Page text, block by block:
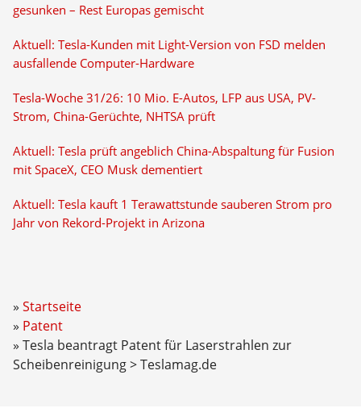
gesunken – Rest Europas gemischt
Aktuell: Tesla-Kunden mit Light-Version von FSD melden
ausfallende Computer-Hardware
Tesla-Woche 31/26: 10 Mio. E-Autos, LFP aus USA, PV-
Strom, China-Gerüchte, NHTSA prüft
Aktuell: Tesla prüft angeblich China-Abspaltung für Fusion
mit SpaceX, CEO Musk dementiert
Aktuell: Tesla kauft 1 Terawattstunde sauberen Strom pro
Jahr von Rekord-Projekt in Arizona
Startseite
Patent
Tesla beantragt Patent für Laserstrahlen zur
Scheibenreinigung > Teslamag.de